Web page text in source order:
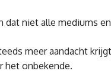
niet alle mediums
meer aandacht
het onbekende.